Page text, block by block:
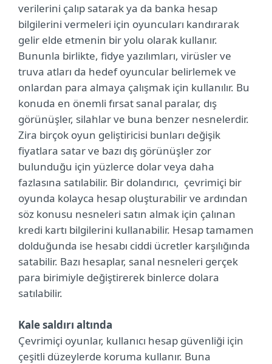
verilerini çalıp satarak ya da banka hesap
bilgilerini vermeleri için oyuncuları kandırarak
gelir elde etmenin bir yolu olarak kullanır.
Bununla birlikte, fidye yazılımları, virüsler ve
truva atları da hedef oyuncular belirlemek ve
onlardan para almaya çalışmak için kullanılır. Bu
konuda en önemli fırsat sanal paralar, dış
görünüşler, silahlar ve buna benzer nesnelerdir.
Zira birçok oyun geliştiricisi bunları değişik
fiyatlara satar ve bazı dış görünüşler zor
bulunduğu için yüzlerce dolar veya daha
fazlasına satılabilir. Bir dolandırıcı, çevrimiçi bir
oyunda kolayca hesap oluşturabilir ve ardından
söz konusu nesneleri satın almak için çalınan
kredi kartı bilgilerini kullanabilir. Hesap tamamen
dolduğunda ise hesabı ciddi ücretler karşılığında
satabilir. Bazı hesaplar, sanal nesneleri gerçek
para birimiyle değiştirerek binlerce dolara
satılabilir.
Kale saldırı altında
Çevrimiçi oyunlar, kullanıcı hesap güvenliği için
çeşitli düzeylerde koruma kullanır. Buna